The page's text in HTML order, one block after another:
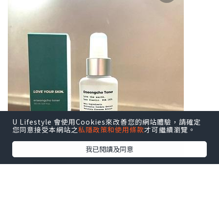
U Lifestyle 會使用Cookies來改善您的網站體驗，請確定
您同意接受本網站之私隱政策和使用條款才可繼續瀏覽。
我已閱讀及同意